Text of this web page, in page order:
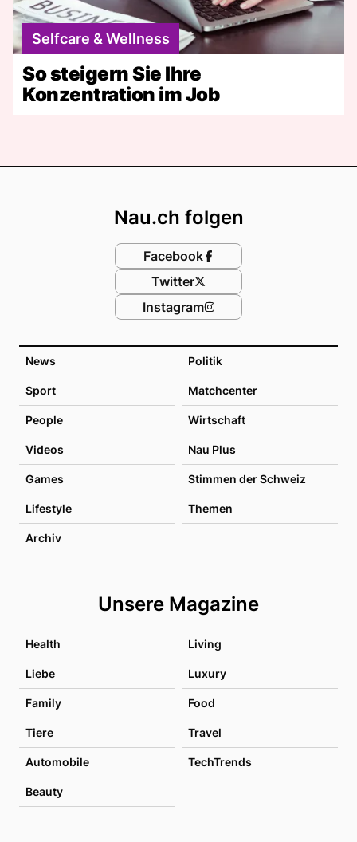
Selfcare & Wellness
So steigern Sie Ihre
Konzentration im Job
News Politik
Sport Matchcenter
People Wirtschaft
Videos Nau Plus
Games Stimmen der Schweiz
Lifestyle Themen
Archiv
Unsere Magazine
Health Living
Liebe Luxury
Family Food
Tiere Travel
Automobile TechTrends
Beauty
Nau.ch folgen
Facebook
Twitter
Instagram